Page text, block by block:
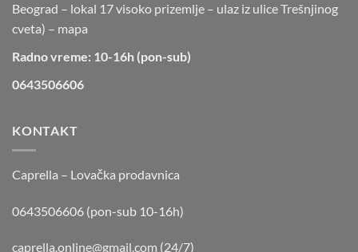
Beograd – lokal 17 visoko prizemlje – ulaz iz ulice Trešnjinog
cveta) – mapa
Radno vreme: 10-16h (pon-sub)
0643506606
KONTAKT
Caprella – Lovačka prodavnica
0643506606 (pon-sub 10-16h)
caprella.online@gmail.com (24/7)